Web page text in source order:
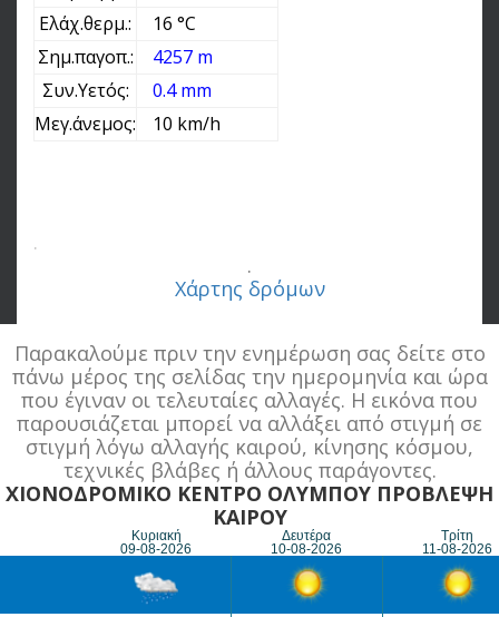
.
.
Χάρτης δρόμων
Παρακαλούμε πριν την ενημέρωση σας δείτε στο
πάνω μέρος της σελίδας την ημερομηνία και ώρα
που έγιναν οι τελευταίες αλλαγές. Η εικόνα που
παρουσιάζεται μπορεί να αλλάξει από στιγμή σε
στιγμή λόγω αλλαγής καιρού, κίνησης κόσμου,
τεχνικές βλάβες ή άλλους παράγοντες.
ΧΙΟΝΟΔΡΟΜΙΚΟ ΚΕΝΤΡΟ ΟΛΥΜΠΟΥ ΠΡΟΒΛΕΨΗ
ΚΑΙΡΟΥ